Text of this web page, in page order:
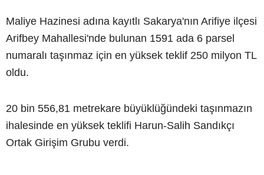
Maliye Hazinesi adına kayıtlı Sakarya'nın Arifiye ilçesi
Arifbey Mahallesi'nde bulunan 1591 ada 6 parsel
numaralı taşınmaz için en yüksek teklif 250 milyon TL
oldu.
20 bin 556,81 metrekare büyüklüğündeki taşınmazın
ihalesinde en yüksek teklifi Harun-Salih Sandıkçı
Ortak Girişim Grubu verdi.